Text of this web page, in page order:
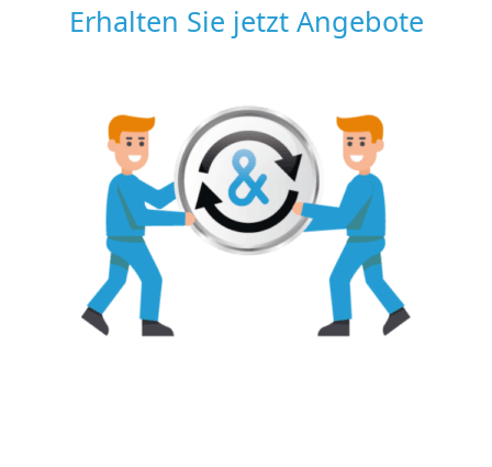
Erhalten Sie jetzt Angebote